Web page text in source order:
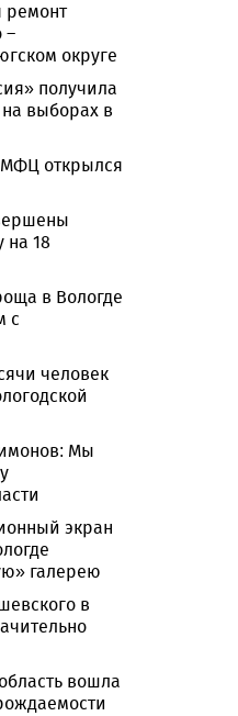
ремонт
–
округе
получила
выборах в
открылся
на 18
в Вологде
с
человек
Мы
экран
галерею
в
вошла